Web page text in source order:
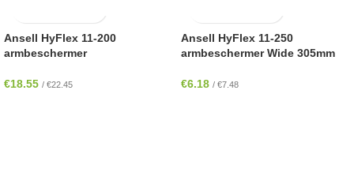
Ansell HyFlex 11-200
armbeschermer
€18.55 / €22.45
Ansell HyFlex 11-250
armbeschermer Wide 305mm
€6.18 / €7.48